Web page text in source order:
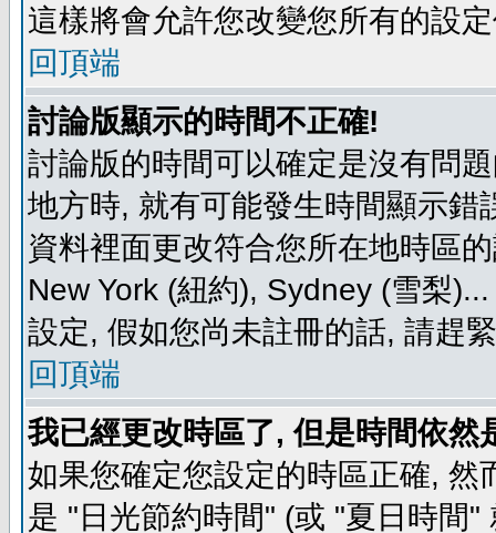
這樣將會允許您改變您所有的設
回頂端
討論版顯示的時間不正確!
討論版的時間可以確定是沒有問
地方時, 就有可能發生時間顯示
資料裡面更改符合您所在地時區
New York (紐約), Sydney (雪梨
設定, 假如您尚未註冊的話, 請趕
回頂端
我已經更改時區了, 但是時間依然
如果您確定您設定的時區正確,
是 "日光節約時間" (或 "夏日時間